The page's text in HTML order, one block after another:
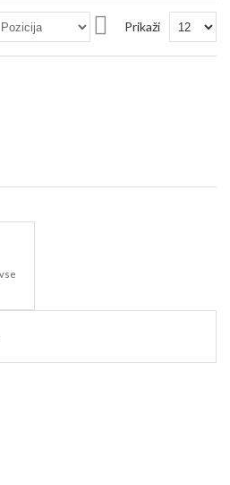
Nastavi
smer
Prikaži